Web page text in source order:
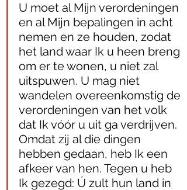
U moet al Mijn verordeningen
en al Mijn bepalingen in acht
nemen en ze houden, zodat
het land waar Ik u heen breng
om er te wonen, u niet zal
uitspuwen. U mag niet
wandelen overeenkomstig de
verordeningen van het volk
dat Ik vóór u uit ga verdrijven.
Omdat zij al die dingen
hebben gedaan, heb Ik een
afkeer van hen. Tegen u heb
Ik gezegd: Ú zult hun land in